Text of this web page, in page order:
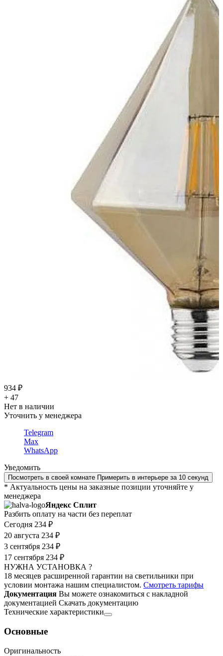
934 ₽
+ 47
Нет в наличии
Уточнить у менеджера
Telegram
Max
WhatsApp
Уведомить
Посмотреть в своей комнате Примерить в интерьере за 10 секунд
* Актуальность цены на заказные позиции уточняйте у
менеджера
Яндекс Сплит
Разбить оплату на части без переплат
Сегодня 234 ₽
20 августа 234 ₽
3 сентября 234 ₽
17 сентября 234 ₽
НУЖНА УСТАНОВКА ?
18 месяцев расширенной гарантии на светильники при
условии монтажа нашим специалистом. Смотреть тарифы
Документация Вы можете ознакомиться с накладной
документацией Скачать документацию
Технические характеристики
Основные
Оригинальность